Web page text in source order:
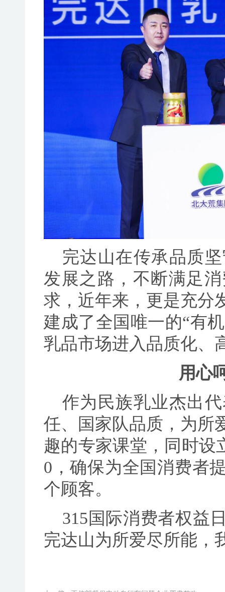
完达山在传承品质
发展之路，不断满足
求，近年来，更是充分
建成了全国唯一的“有
乳品市场进入品质化、
用心
作为民族乳业杰出
任、国家队品质，为所
趣的专家课堂，同时设
0，确保为全国消费者
个顾客。
315国际消费者权益
完达山为所爱尽所能，